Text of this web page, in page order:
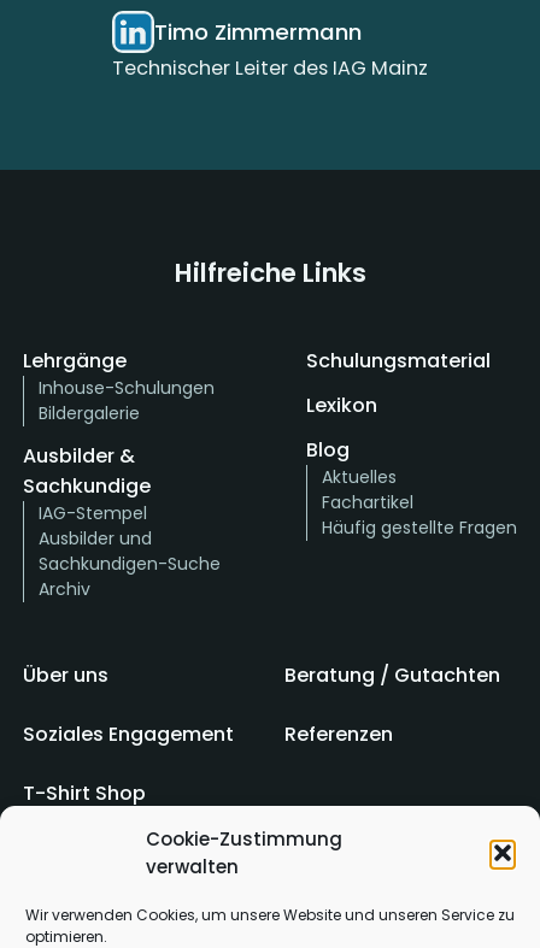
Cookie-Zustimmung
verwalten
Wir verwenden Cookies, um unsere Website und unseren Service zu
optimieren.
Timo Zimmermann
Technischer Leiter des IAG Mainz
Hilfreiche Links
Lehrgänge
Inhouse-Schulungen
Bildergalerie
Ausbilder &
Sachkundige
IAG-Stempel
Ausbilder und
Sachkundigen-Suche
Archiv
Schulungsmaterial
Lexikon
Blog
Aktuelles
Fachartikel
Häufig gestellte Fragen
Über uns Beratung / Gutachten
Soziales Engagement Referenzen
T-Shirt Shop
Impressum AGB